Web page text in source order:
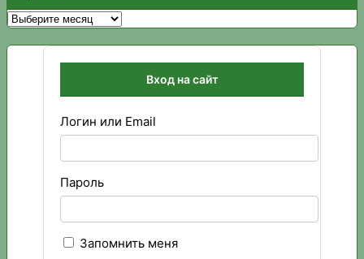
Архивы
Вход на сайт
Логин или Email
Пароль
Запомнить меня